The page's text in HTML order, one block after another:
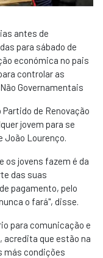
antes de
para sábado de
económica no pais
controlar as
Governamentais
de Renovação
jovem para se
João Lourenço.
os jovens fazem é da
das suas
pagamento, pelo
o fará", disse.
para comunicação e
acredita que estão na
más condições